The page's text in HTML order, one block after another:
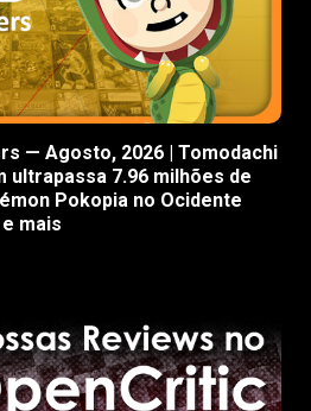
— Agosto, 2026 | Tomodachi
ultrapassa 7.96 milhões de
Pokopia no Ocidente
mais